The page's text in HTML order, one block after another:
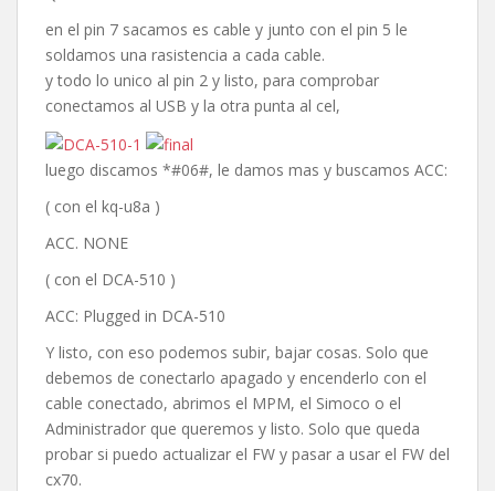
en el pin 7 sacamos es cable y junto con el pin 5 le
soldamos una rasistencia a cada cable.
y todo lo unico al pin 2 y listo, para comprobar
conectamos al USB y la otra punta al cel,
luego discamos *#06#, le damos mas y buscamos ACC:
( con el kq-u8a )
ACC. NONE
( con el DCA-510 )
ACC: Plugged in DCA-510
Y listo, con eso podemos subir, bajar cosas. Solo que
debemos de conectarlo apagado y encenderlo con el
cable conectado, abrimos el MPM, el Simoco o el
Administrador que queremos y listo. Solo que queda
probar si puedo actualizar el FW y pasar a usar el FW del
cx70.